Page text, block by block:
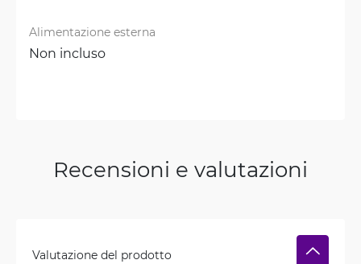
Alimentazione esterna
Non incluso
Recensioni e valutazioni
Valutazione del prodotto